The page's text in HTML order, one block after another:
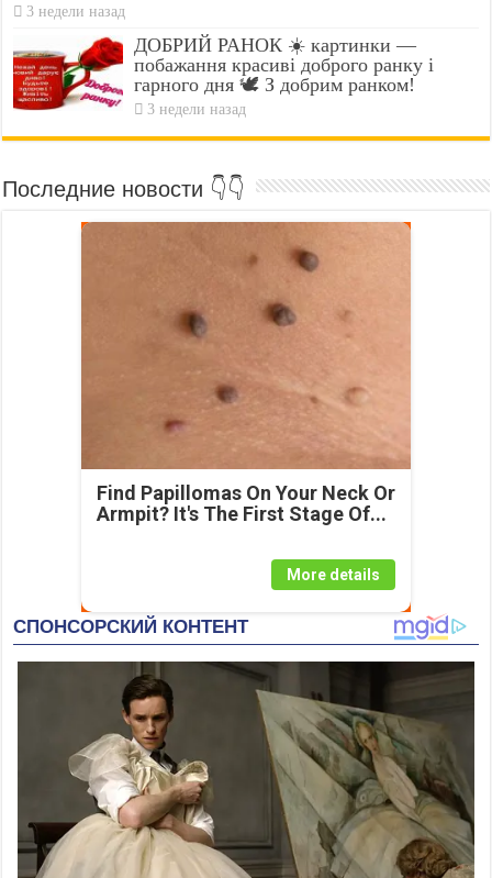
3 недели назад
ДОБРИЙ РАНОК ☀️ картинки —
побажання красиві доброго ранку і
гарного дня 🕊️ З добрим ранком!
3 недели назад
Последние новости 👇👇
Find Papillomas On Your Neck Or
Armpit? It's The First Stage Of...
More details